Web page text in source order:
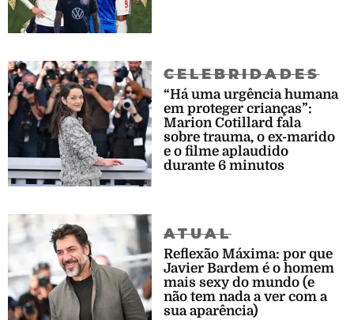
CELEBRIDADES
“Há uma urgência humana
em proteger crianças”:
Marion Cotillard fala
sobre trauma, o ex-marido
e o filme aplaudido
durante 6 minutos
ATUAL
Reflexão Máxima: por que
Javier Bardem é o homem
mais sexy do mundo (e
não tem nada a ver com a
sua aparência)